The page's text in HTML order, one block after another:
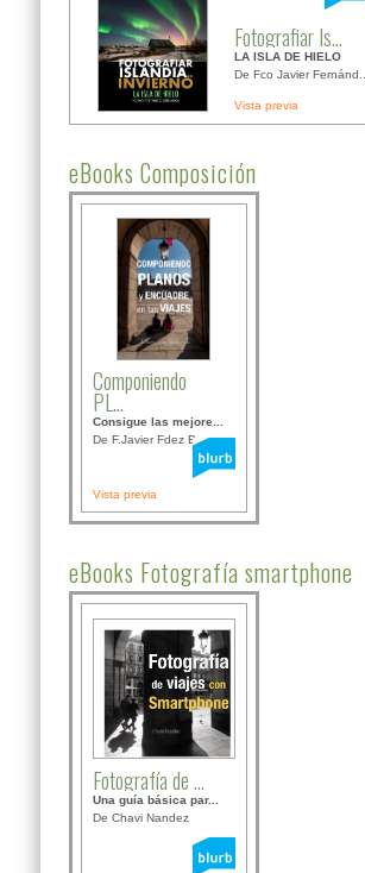
Fotografiar Is...
LA ISLA DE HIELO
De Fco Javier Fernánd...
Vista previa
eBooks Composición
Componiendo
PL...
Consigue las mejore...
De F.Javier Fdez Bor...
Vista previa
eBooks Fotografía smartphone
Fotografía de ...
Una guía básica par...
De Chavi Nandez